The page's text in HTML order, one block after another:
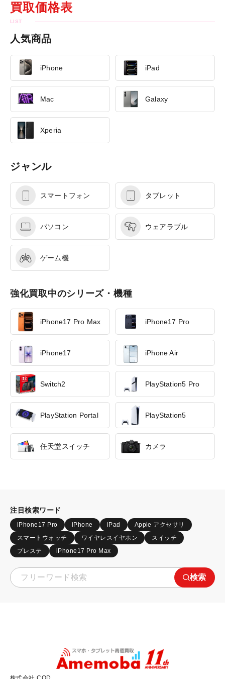
買取価格表
人気商品
iPhone iPad
Mac Galaxy
Xperia
ジャンル
スマートフォン タブレット
パソコン ウェアラブル
ゲーム機
強化買取中のシリーズ・機種
iPhone17 Pro Max iPhone17 Pro
iPhone17 iPhone Air
Switch2 PlayStation5 Pro
PlayStation Portal PlayStation5
任天堂スイッチ カメラ
注目検索ワード
iPhone17 Pro iPhone iPad
Apple アクセサリ
スマートウォッチ
ワイヤレスイヤホン
スイッチ
プレステ
iPhone17 Pro Max
検索